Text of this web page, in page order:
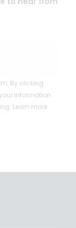
By clicking
information
Learn more